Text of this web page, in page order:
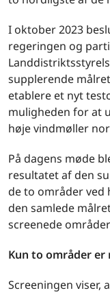
I oktober 2023
regeringen og
supplerende
etablere et nyt
muligheden for at
høje vindmøller
På dagens møde
resultatet af den
de to områder ved
den samlede
screenede
Kun to områder er
Screeningen viser,